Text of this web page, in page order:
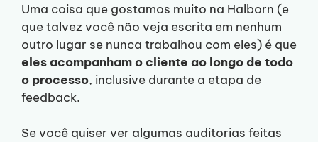
Uma coisa que gostamos muito na Halborn (e
que talvez você não veja escrita em nenhum
outro lugar se nunca trabalhou com eles) é que
eles acompanham o cliente ao longo de todo
o processo, inclusive durante a etapa de
feedback.
Se você quiser ver algumas auditorias feitas